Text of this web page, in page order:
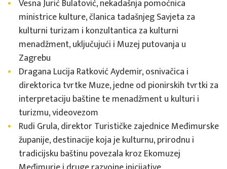
Vesna Jurić Bulatović, nekadašnja pomoćnica
ministrice kulture, članica tadašnjeg Savjeta za
kulturni turizam i konzultantica za kulturni
menadžment, uključujući i Muzej putovanja u
Zagrebu
Dragana Lucija Ratković Aydemir, osnivačica i
direktorica tvrtke Muze, jedne od pionirskih tvrtki za
interpretaciju baštine te menadžment u kulturi i
turizmu, videovezom
Rudi Grula, direktor Turističke zajednice Međimurske
županije, destinacije koja je kulturnu, prirodnu i
tradicijsku baštinu povezala kroz Ekomuzej